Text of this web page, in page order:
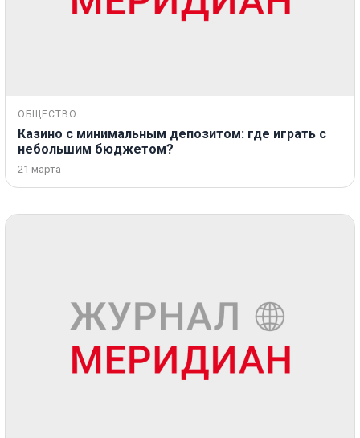
ОБЩЕСТВО
Казино с минимальным депозитом: где играть с
небольшим бюджетом?
21 марта